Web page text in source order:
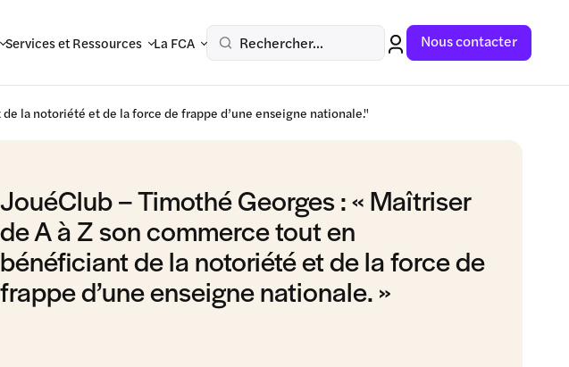
Services et Ressources La FCA Rechercher... Nous contacter
la notoriété et de la force de frappe d’une enseigne nationale."
JouéClub – Timothé Georges : « Maîtriser
de A à Z son commerce tout en
bénéficiant de la notoriété et de la force de
frappe d’une enseigne nationale. »